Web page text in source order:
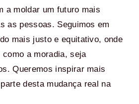
a moldar um futuro mais
as pessoas. Seguimos em
mais justo e equitativo, onde
a moradia, seja
Queremos inspirar mais
desta mudança real na